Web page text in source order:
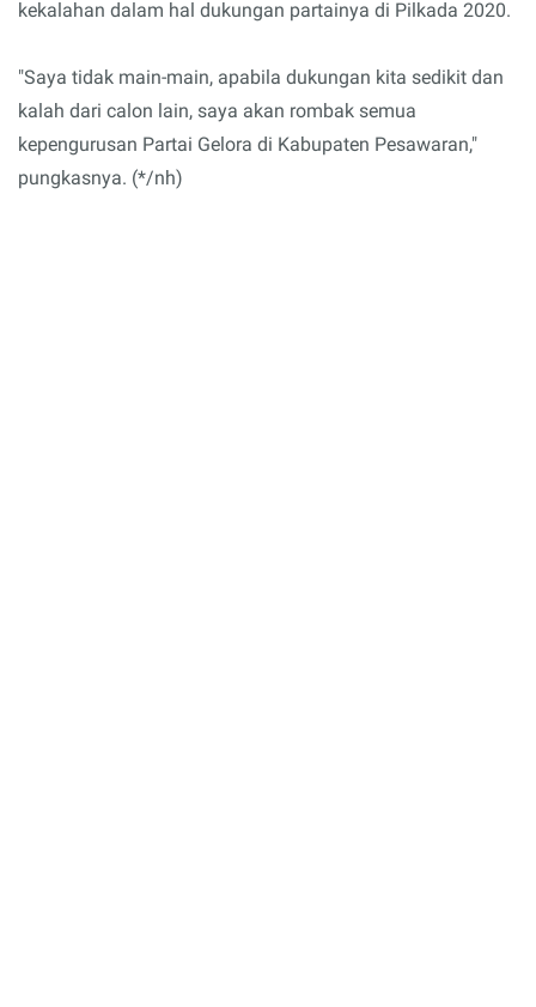
kekalahan dalam hal dukungan partainya di Pilkada 2020.
"Saya tidak main-main, apabila dukungan kita sedikit dan
kalah dari calon lain, saya akan rombak semua
kepengurusan Partai Gelora di Kabupaten Pesawaran,"
pungkasnya. (*/nh)